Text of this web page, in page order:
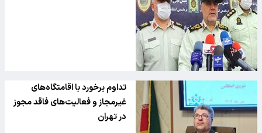
تداوم برخورد با اقامتگاه‌های
غیرمجاز و فعالیت‌های فاقد مجوز
در تهران